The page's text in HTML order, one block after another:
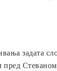
задата
пред